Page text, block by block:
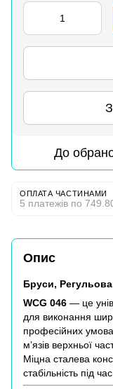
До
ОПЛАТА ЧАСТИНАМИ
5 платежів по
Опис
Бруси,
WCG 046 — це
для виконання
професійних
м’язів верхньої
Міцна сталева
стабільність під